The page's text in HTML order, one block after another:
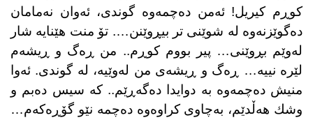
كوڕم كیریل! ئەمن دەچمەوە گوندی، ئەوان نەمامان
دەگوێزنەوە لە شوێنی تر بیڕوێنن…. تۆ منت هێنایە شار
لەوێم بڕوێنی… پیر بووم كوڕم.. من ڕەگ و ڕیشەم
لێرە نییە… ڕەگ و ڕیشەی من لەوێیە، لە گوندی. ئەوا
منیش دەچمەوە بە دوایدا دەگەڕێم.. كە سیس دەبم و
وشك هەڵدێم، بەچاوی كراوەوە دەچمە نێو گۆڕەكەم…